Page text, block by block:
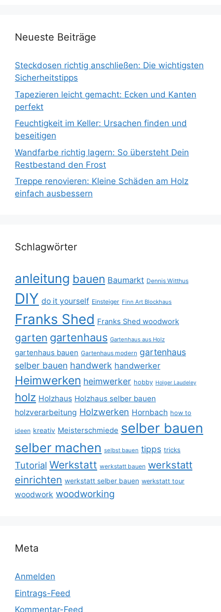
Neueste Beiträge
Steckdosen richtig anschließen: Die wichtigsten
Sicherheitstipps
Tapezieren leicht gemacht: Ecken und Kanten
perfekt
Feuchtigkeit im Keller: Ursachen finden und
beseitigen
Wandfarbe richtig lagern: So übersteht Dein
Restbestand den Frost
Treppe renovieren: Kleine Schäden am Holz
einfach ausbessern
Schlagwörter
anleitung bauen Baumarkt Dennis Witthus
DIY do it yourself Einsteiger Finn Art Blockhaus
Franks Shed Franks Shed woodwork
garten gartenhaus Gartenhaus aus Holz
gartenhaus bauen Gartenhaus modern gartenhaus
selber bauen handwerk handwerker
Heimwerken heimwerker hobby Holger Laudeley
holz Holzhaus Holzhaus selber bauen
holzverarbeitung Holzwerken Hornbach how to
ideen kreativ Meisterschmiede selber bauen
selber machen selbst bauen tipps tricks
Tutorial Werkstatt werkstatt bauen werkstatt
einrichten werkstatt selber bauen werkstatt tour
woodwork woodworking
Meta
Anmelden
Eintrags-Feed
Kommentar-Feed